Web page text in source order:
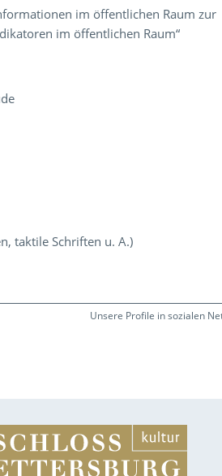
im öffentlichen Raum zur
im öffentlichen Raum“
taktile Schriften u. A.)
Unsere Profile in sozialen